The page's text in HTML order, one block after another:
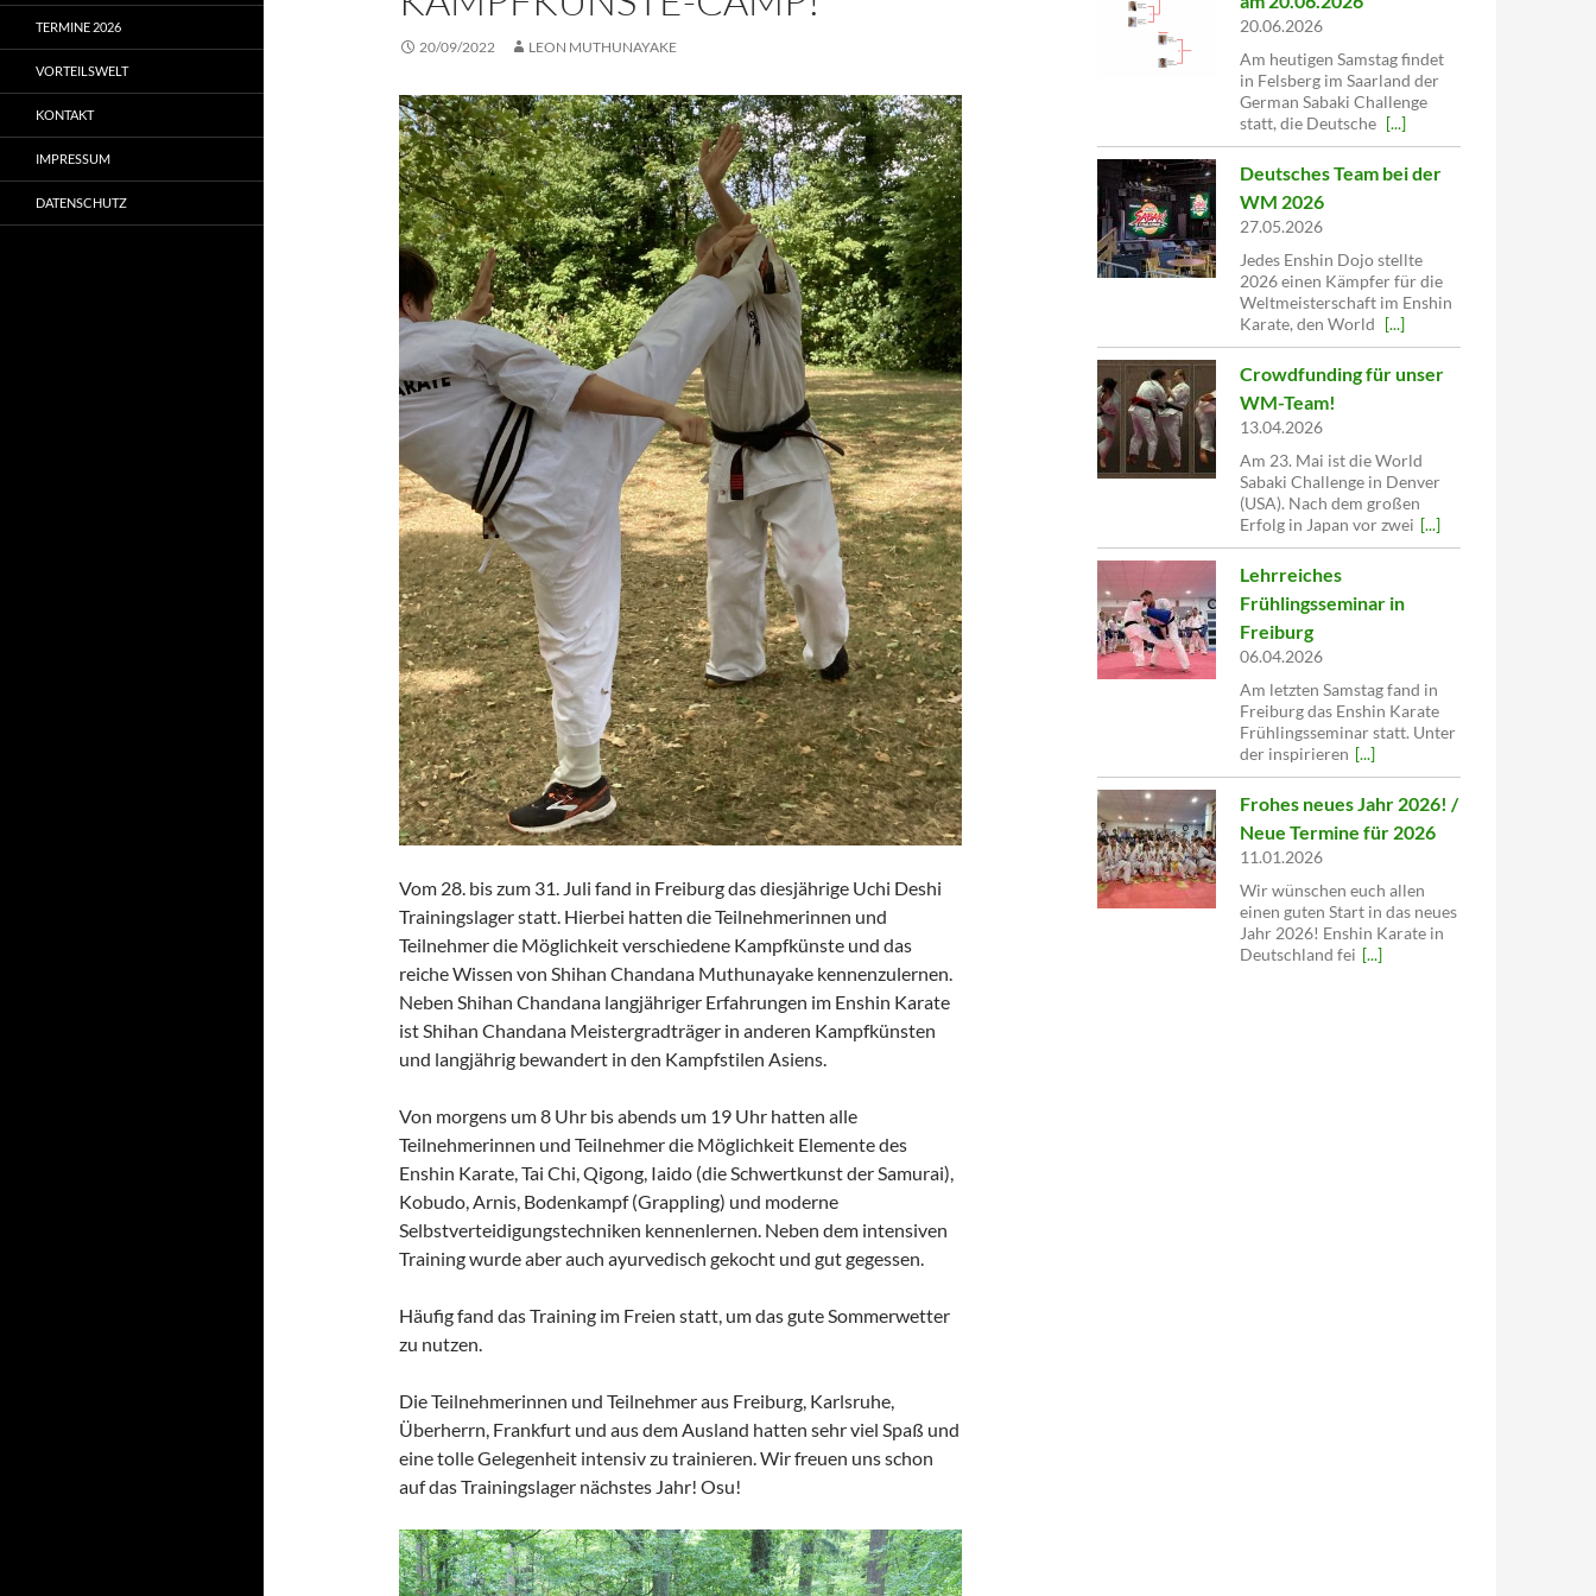
20/09/2022 LEON MUTHUNAYAKE
Vom 28. bis zum 31. Juli fand in Freiburg das diesjährige Uchi Deshi
Trainingslager statt. Hierbei hatten die Teilnehmerinnen und
Teilnehmer die Möglichkeit verschiedene Kampfkünste und das
reiche Wissen von Shihan Chandana Muthunayake kennenzulernen.
Neben Shihan Chandana langjähriger Erfahrungen im Enshin Karate
ist Shihan Chandana Meistergradträger in anderen Kampfkünsten
und langjährig bewandert in den Kampfstilen Asiens.
Von morgens um 8 Uhr bis abends um 19 Uhr hatten alle
Teilnehmerinnen und Teilnehmer die Möglichkeit Elemente des
Enshin Karate, Tai Chi, Qigong, Iaido (die Schwertkunst der Samurai),
Kobudo, Arnis, Bodenkampf (Grappling) und moderne
Selbstverteidigungstechniken kennenlernen. Neben dem intensiven
Training wurde aber auch ayurvedisch gekocht und gut gegessen.
Häufig fand das Training im Freien statt, um das gute Sommerwetter
zu nutzen.
Die Teilnehmerinnen und Teilnehmer aus Freiburg, Karlsruhe,
Überherrn, Frankfurt und aus dem Ausland hatten sehr viel Spaß und
eine tolle Gelegenheit intensiv zu trainieren. Wir freuen uns schon
auf das Trainingslager nächstes Jahr! Osu!
20.06.2026
Am heutigen Samstag findet
in Felsberg im Saarland der
German Sabaki Challenge
statt, die Deutsche [...]
Deutsches Team bei der
WM 2026
27.05.2026
Jedes Enshin Dojo stellte
2026 einen Kämpfer für die
Weltmeisterschaft im Enshin
Karate, den World [...]
Crowdfunding für unser
WM-Team!
13.04.2026
Am 23. Mai ist die World
Sabaki Challenge in Denver
(USA). Nach dem großen
Erfolg in Japan vor zwei [...]
Lehrreiches
Frühlingsseminar in
Freiburg
06.04.2026
Am letzten Samstag fand in
Freiburg das Enshin Karate
Frühlingsseminar statt. Unter
der inspirieren [...]
Frohes neues Jahr 2026! /
Neue Termine für 2026
11.01.2026
Wir wünschen euch allen
einen guten Start in das neues
Jahr 2026! Enshin Karate in
Deutschland fei [...]
TERMINE 2026
VORTEILSWELT
KONTAKT
IMPRESSUM
DATENSCHUTZ